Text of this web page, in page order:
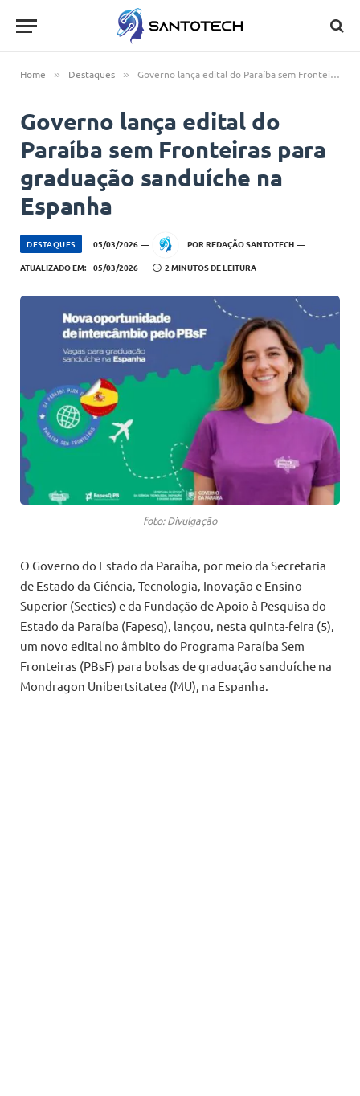
Home » Destaques » Governo lança edital do Paraíba sem Fronteiras para graduação sanduíche na Espanha
Governo lança edital do
Paraíba sem Fronteiras para
graduação sanduíche na
Espanha
DESTAQUES 05/03/2026 POR REDAÇÃO SANTOTECH
ATUALIZADO EM: 05/03/2026 2 MINUTOS DE LEITURA
foto: Divulgação
O Governo do Estado da Paraíba, por meio da Secretaria
de Estado da Ciência, Tecnologia, Inovação e Ensino
Superior (Secties) e da Fundação de Apoio à Pesquisa do
Estado da Paraíba (Fapesq), lançou, nesta quinta-feira (5),
um novo edital no âmbito do Programa Paraíba Sem
Fronteiras (PBsF) para bolsas de graduação sanduíche na
Mondragon Unibertsitatea (MU), na Espanha.